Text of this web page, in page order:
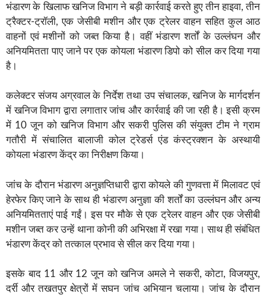
भंडारण के खिलाफ खनिज विभाग ने बड़ी कार्रवाई करते हुए तीन हाइवा, तीन
ट्रैक्टर-ट्रॉली, एक जेसीबी मशीन और एक ट्रेलर वाहन सहित कुल आठ
वाहनों एवं मशीनों को जब्त किया है। वहीं भंडारण शर्तों के उल्लंघन और
अनियमितता पाए जाने पर एक कोयला भंडारण डिपो को सील कर दिया गया
है।
कलेक्टर संजय अग्रवाल के निर्देश तथा उप संचालक, खनिज के मार्गदर्शन
में खनिज विभाग द्वारा लगातार जांच और कार्रवाई की जा रही है। इसी क्रम
में 10 जून को खनिज विभाग और सकरी पुलिस की संयुक्त टीम ने ग्राम
गतौरी में संचालित बालाजी कोल ट्रेडर्स एंड कंस्ट्रक्शन के अस्थायी
कोयला भंडारण केंद्र का निरीक्षण किया।
जांच के दौरान भंडारण अनुज्ञप्तिधारी द्वारा कोयले की गुणवत्ता में मिलावट एवं
हेरफेर किए जाने के साथ ही भंडारण अनुज्ञा की शर्तों का उल्लंघन और अन्य
अनियमितताएं पाई गईं। इस पर मौके से एक ट्रेलर वाहन और एक जेसीबी
मशीन जब्त कर उन्हें थाना कोनी की अभिरक्षा में रखा गया। साथ ही संबंधित
भंडारण केंद्र को तत्काल प्रभाव से सील कर दिया गया।
इसके बाद 11 और 12 जून को खनिज अमले ने सकरी, कोटा, विजयपुर,
दर्री और तखतपुर क्षेत्रों में सघन जांच अभियान चलाया। जांच के दौरान